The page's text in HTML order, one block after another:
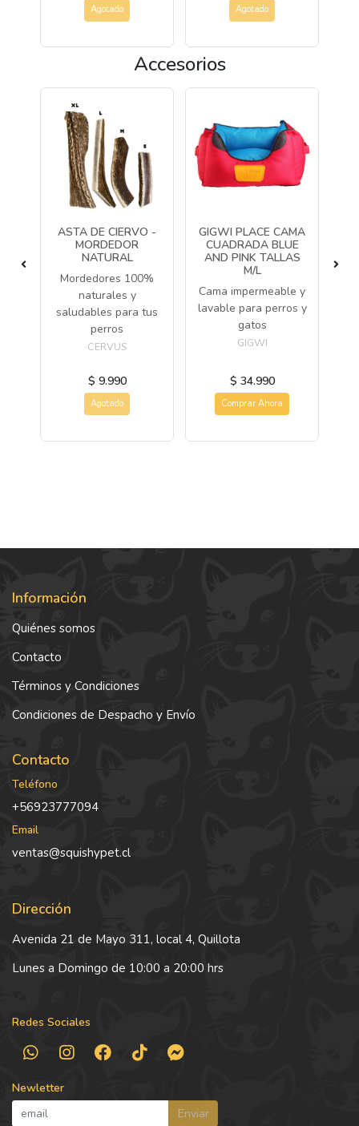
Agotado Agotado
Accesorios
ASTA DE CIERVO -
MORDEDOR
NATURAL
Mordedores 100%
naturales y
saludables para tus
perros
CERVUS
$ 9.990
Agotado
GIGWI PLACE CAMA
CUADRADA BLUE
AND PINK TALLAS
M/L
Cama impermeable y
lavable para perros y
gatos
GIGWI
$ 34.990
Comprar Ahora
Información
Quiénes somos
Contacto
Términos y Condiciones
Condiciones de Despacho y Envío
Contacto
Teléfono
+56923777094
Email
ventas@squishypet.cl
Dirección
Avenida 21 de Mayo 311, local 4, Quillota
Lunes a Domingo de 10:00 a 20:00 hrs
Redes Sociales
Newletter
Enviar